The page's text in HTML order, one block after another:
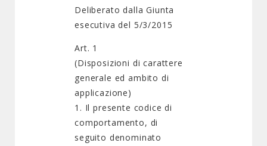
Deliberato dalla Giunta
esecutiva del 5/3/2015
Art. 1
(Disposizioni di carattere
generale ed ambito di
applicazione)
1. Il presente codice di
comportamento, di
seguito denominato